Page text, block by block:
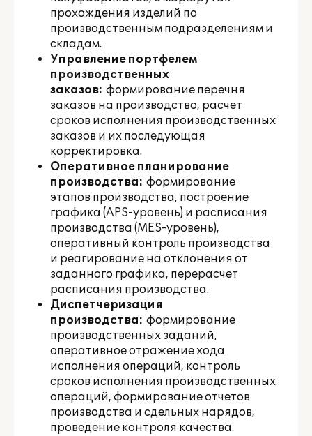
прохождения изделий по
производственным подразделениям и
складам.
Управление портфелем
производственных
заказов: формирование перечня
заказов на производство, расчет
сроков исполнения производственных
заказов и их последующая
корректировка.
Оперативное планирование
производства: формирование
этапов производства, построение
графика (APS-уровень) и расписания
производства (MES-уровень),
оперативный контроль производства
и реагирование на отклонения от
заданного графика, перерасчет
расписания производства.
Диспетчеризация
производства: формирование
производственных заданий,
оперативное отражение хода
исполнения операций, контроль
сроков исполнения производственных
операций, формирование отчетов
производства и сдельных нарядов,
проведение контроля качества.